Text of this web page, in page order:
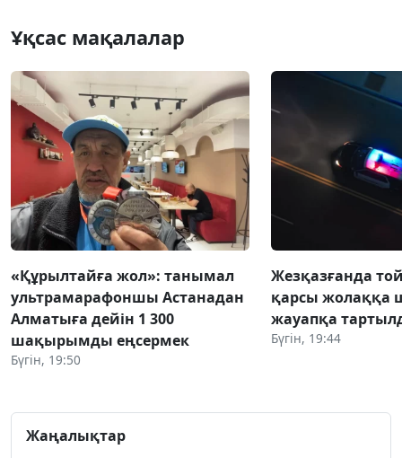
Ұқсас мақалалар
«Құрылтайға жол»: танымал
ультрамарафоншы Астанадан
Алматыға дейін 1 300
шақырымды еңсермек
Бүгін, 19:50
Жезқазғанда
қарсы жолаққа
жауапқа
Бүгін, 19:44
Жаңалықтар